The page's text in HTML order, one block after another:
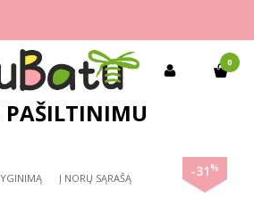
0
su minkštu pašiltinimu
STILINGI AULINUKAI
PAŠILTINIMU
-31 %
Į NORŲ SĄRAŠĄ